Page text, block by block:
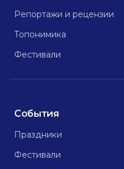
Репортажи и рецензии
Топонимика
Фестивали
События
Праздники
Фестивали